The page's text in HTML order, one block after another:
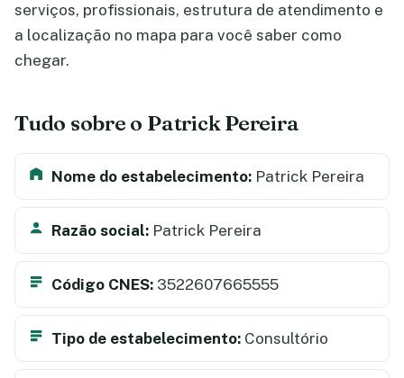
serviços, profissionais, estrutura de atendimento e
a localização no mapa para você saber como
chegar.
Tudo sobre o Patrick Pereira
Nome do estabelecimento: Patrick Pereira
Razão social: Patrick Pereira
Código CNES: 3522607665555
Tipo de estabelecimento: Consultório